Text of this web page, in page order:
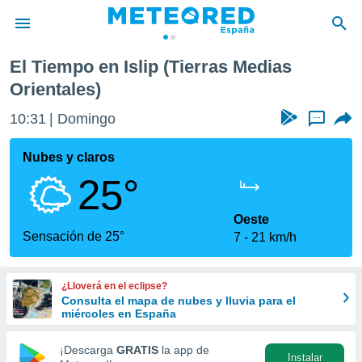
de
para
la
calidad.
a este
forma
digital
El Tiempo en Islip (Tierras Medias
Orientales)
10:31 Domingo ...
Nubes y claros
25°
Sensación de 25°
Oeste
7
21 km/h
¿Lloverá en el eclipse?
Consulta el mapa de nubes y lluvia para el
miércoles en España
¡Descarga GRATIS la app de
Instalar